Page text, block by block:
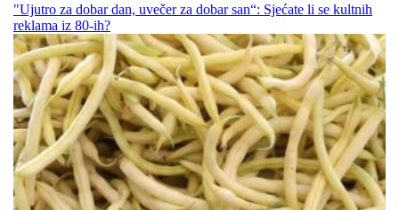
"Ujutro za dobar dan, uvečer za dobar san“: Sjećate li se kultnih
reklama iz 80-ih?